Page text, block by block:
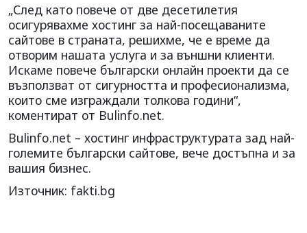
„След като повече от две десетилетия
осигурявахме хостинг за най-посещаваните
сайтове в страната, решихме, че е време да
отворим нашата услуга и за външни клиенти.
Искаме повече български онлайн проекти да се
възползват от сигурността и професионализма,
които сме изграждали толкова години“,
коментират от Bulinfo.net.
Bulinfo.net – хостинг инфраструктурата зад най-
големите български сайтове, вече достъпна и за
вашия бизнес.
Източник: fakti.bg